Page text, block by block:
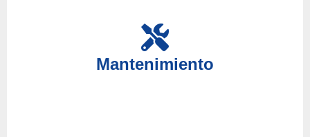
Mantenimiento
Es de gran importancia realizar el mantenimiento
de sus equipos para anticiparse a posibles averías,
en nuestro servicio técnico le ayudaremos con este